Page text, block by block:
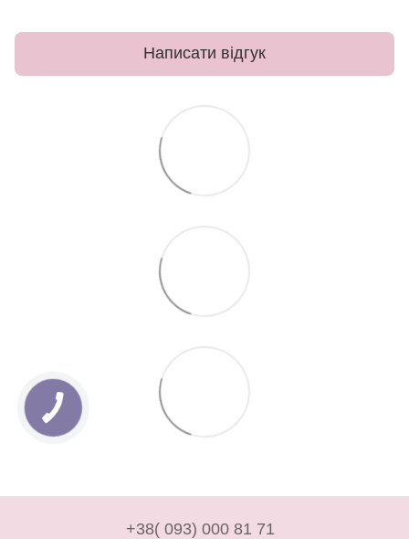
Написати відгук
+38( 093) 000 81 71